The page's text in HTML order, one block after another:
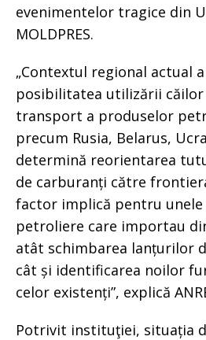
evenimentelor tragice din
MOLDPRES.
„Contextul regional actual
posibilitatea utilizării
transport a produselor
precum Rusia, Belarus,
determină reorientarea
de carburanți către
factor implică pentru unele
petroliere care importau
atât schimbarea lanțurilor
cât și identificarea noilor
celor existenți”, explică
Potrivit instituţiei, situația